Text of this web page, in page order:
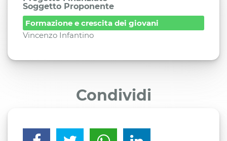
Soggetto Proponente
Formazione e crescita dei giovani
Vincenzo Infantino
Condividi